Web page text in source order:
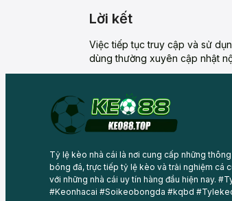
Lời kết
Việc tiếp tục truy cập và sử
dùng thường xuyên cập nhật
Tỷ lệ kèo nhà cái là nơi cung cấp những
bóng đá, trực tiếp tỷ lệ kèo và trải nghiệm cá
với những nhà cái uy tín hàng đầu hiện nay.
#Keonhacai #Soikeobongda #kqbd